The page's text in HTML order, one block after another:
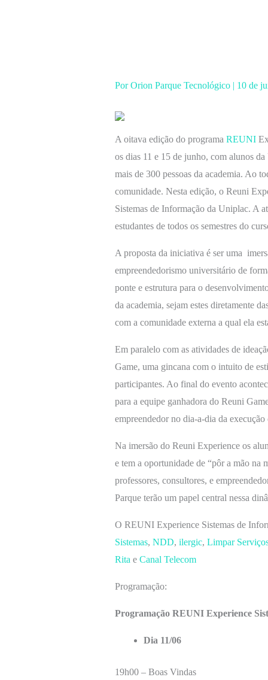
PorOrion Parque Tecnológico | 10 de
A oitava edição do programa REUNI
os dias 11 e 15 de junho, com alunos
mais de 300 pessoas da academia. Ao
comunidade. Nesta edição, o Reuni
Sistemas de Informação da Uniplac. A
estudantes de todos os semestres do
A proposta da iniciativa é ser uma
empreendedorismo universitário de
ponte e estrutura para o
da academia, sejam estes diretamente
com a comunidade externa a qual ela
Em paralelo com as atividades de
Game, uma gincana com o intuito de
participantes. Ao final do evento
para a equipe ganhadora do Reuni
empreendedor no dia-a-dia da
Na imersão do Reuni Experience os
e tem a oportunidade de “pôr a mão na
professores, consultores, e
Parque terão um papel central nessa
O REUNI Experience Sistemas de
Sistemas, NDD, ilergic, Limpar
Rita e Canal Telecom
Programação:
Programação REUNI Experience
Dia 11/06
19h00 – Boas Vindas